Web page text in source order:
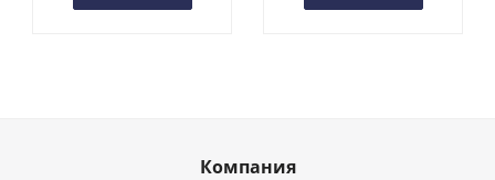
Компания